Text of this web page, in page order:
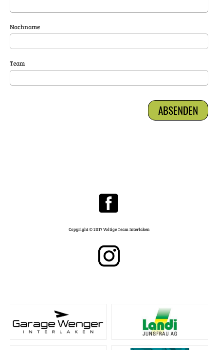
Nachname
Team
Copyright © 2017 Voltige Team Interlaken